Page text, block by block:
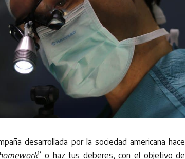
desarrollada por la sociedad americana hace
” o haz tus deberes, con el objetivo de